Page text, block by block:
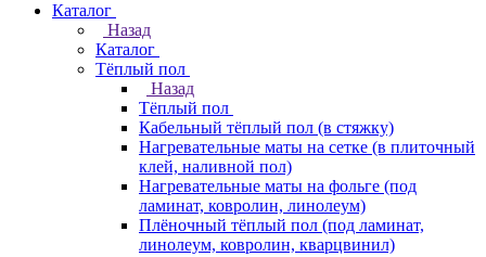
Каталог
Назад
Каталог
Тёплый пол
Назад
Тёплый пол
Кабельный тёплый пол (в стяжку)
Нагревательные маты на сетке (в плиточный
клей, наливной пол)
Нагревательные маты на фольге (под
ламинат, ковролин, линолеум)
Плёночный тёплый пол (под ламинат,
линолеум, ковролин, кварцвинил)